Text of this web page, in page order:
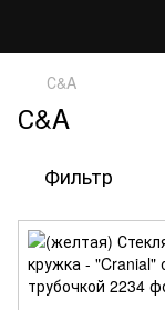
С&A
С&A
Фильтр